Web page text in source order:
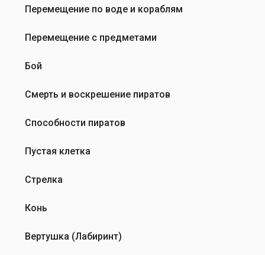
!
д
й
т
у
т
и
от
Перемещение по воде и кораблям
Перемещение с предметами
Бой
Смерть и воскрешение пиратов
Способности пиратов
Пустая клетка
Стрелка
Конь
Вертушка (Лабиринт)